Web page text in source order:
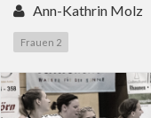
Ann-Kathrin Molz
Frauen 2